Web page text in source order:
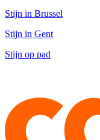
Stijn in Brussel
Stijn in Gent
Stijn op pad